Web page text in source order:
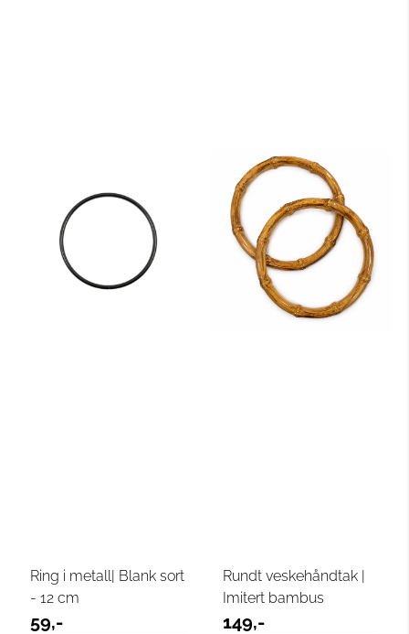
Ring i metall| Blank sort
- 12 cm
59,-
Rundt veskehåndtak |
Imitert bambus
149,-